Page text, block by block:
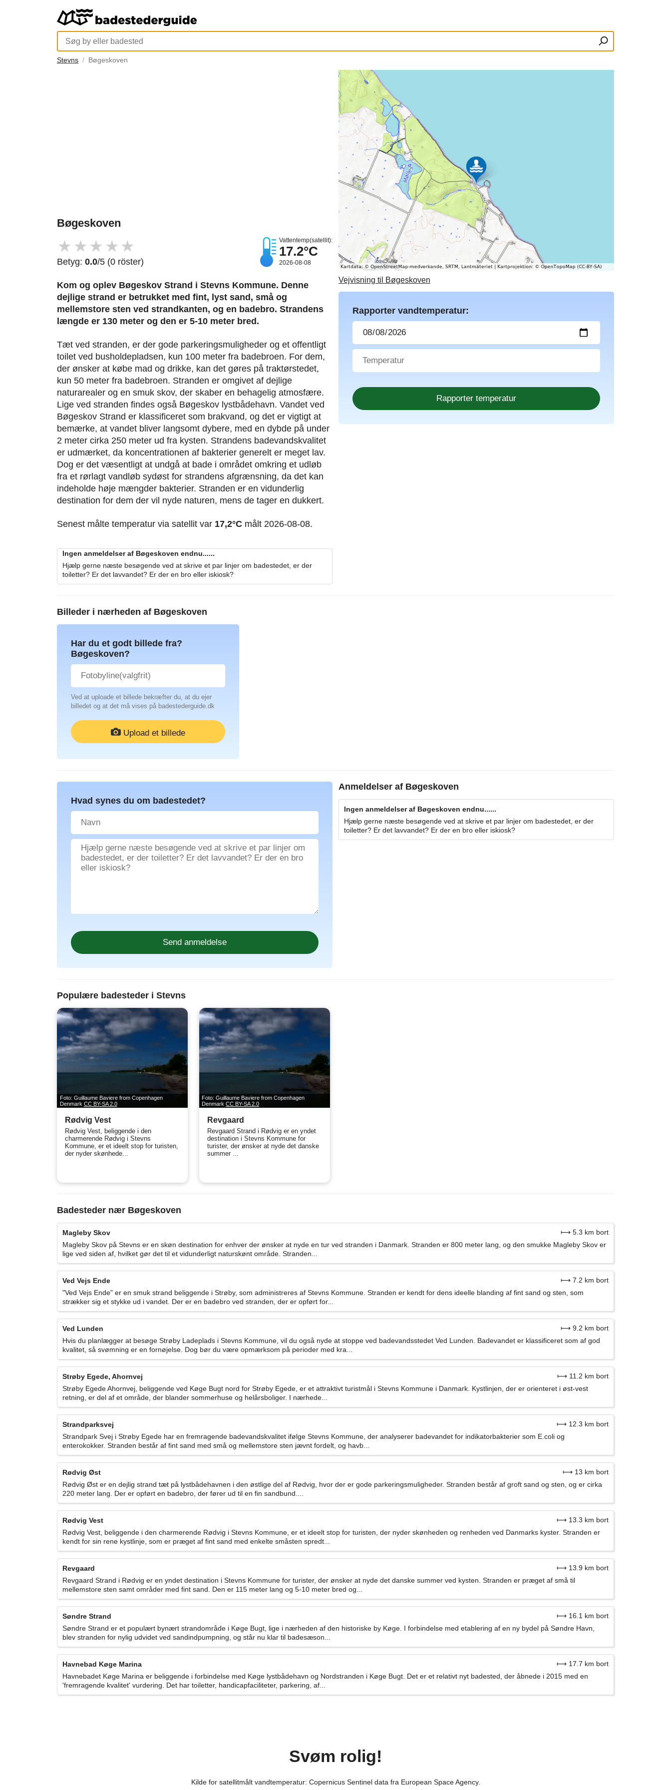
Stevns Bøgeskoven
Bøgeskoven
★ ★ ★ ★ ★
Betyg: 0.0/5 (0 röster)
Vattentemp(satellit):
17.2°C
2026-08-08
Kom og oplev Bøgeskov Strand i Stevns Kommune. Denne
dejlige strand er betrukket med fint, lyst sand, små og
mellemstore sten ved strandkanten, og en badebro. Strandens
længde er 130 meter og den er 5-10 meter bred.
Tæt ved stranden, er der gode parkeringsmuligheder og et offentligt
toilet ved busholdepladsen, kun 100 meter fra badebroen. For dem,
der ønsker at købe mad og drikke, kan det gøres på traktørstedet,
kun 50 meter fra badebroen. Stranden er omgivet af dejlige
naturarealer og en smuk skov, der skaber en behagelig atmosfære.
Lige ved stranden findes også Bøgeskov lystbådehavn. Vandet ved
Bøgeskov Strand er klassificeret som brakvand, og det er vigtigt at
bemærke, at vandet bliver langsomt dybere, med en dybde på under
2 meter cirka 250 meter ud fra kysten. Strandens badevandskvalitet
er udmærket, da koncentrationen af bakterier generelt er meget lav.
Dog er det væsentligt at undgå at bade i området omkring et udløb
fra et rørlagt vandløb sydøst for strandens afgrænsning, da det kan
indeholde høje mængder bakterier. Stranden er en vidunderlig
destination for dem der vil nyde naturen, mens de tager en dukkert.
Senest målte temperatur via satellit var 17,2°C målt 2026-08-08.
Ingen anmeldelser af Bøgeskoven endnu......
Hjælp gerne næste besøgende ved at skrive et par linjer om badestedet, er der
toiletter? Er det lavvandet? Er der en bro eller iskiosk?
Vejvisning til Bøgeskoven
Rapporter vandtemperatur:
Billeder i nærheden af Bøgeskoven
Har du et godt billede fra?
Bøgeskoven?
Ved at uploade et billede bekræfter du, at du ejer
billedet og at det må vises på badestederguide.dk
Upload et billede
Anmeldelser af Bøgeskoven
Ingen anmeldelser af Bøgeskoven endnu......
Hjælp gerne næste besøgende ved at skrive et par linjer om badestedet, er der
toiletter? Er det lavvandet? Er der en bro eller iskiosk?
Hvad synes du om badestedet?
Populære badesteder i Stevns
Foto: Guillaume Baviere from Copenhagen
Denmark CC BY-SA 2.0
Rødvig Vest
Rødvig Vest, beliggende i den
charmerende Rødvig i Stevns
Kommune, er et ideelt stop for turisten,
der nyder skønhede...
Foto: Guillaume Baviere from Copenhagen
DenmarkCC BY-SA 2.0
Revgaard
Revgaard Strand i Rødvig er en yndet
destination i Stevns Kommune for
turister, der ønsker at nyde det danske
summer ...
Badesteder nær Bøgeskoven
Magleby Skov
⟼ 5.3 km bort
Magleby Skov på Stevns er en skøn destination for enhver der ønsker at nyde en tur ved stranden i Danmark. Stranden er 800 meter lang, og den smukke Magleby Skov er
lige ved siden af, hvilket gør det til et vidunderligt naturskønt område. Stranden...
Ved Vejs Ende
⟼ 7.2 km bort
"Ved Vejs Ende" er en smuk strand beliggende i Strøby, som administreres af Stevns Kommune. Stranden er kendt for dens ideelle blanding af fint sand og sten, som
strækker sig et stykke ud i vandet. Der er en badebro ved stranden, der er opført for...
Ved Lunden
⟼ 9.2 km bort
Hvis du planlægger at besøge Strøby Ladeplads i Stevns Kommune, vil du også nyde at stoppe ved badevandsstedet Ved Lunden. Badevandet er klassificeret som af god
kvalitet, så svømning er en fornøjelse. Dog bør du være opmærksom på perioder med kra...
Strøby Egede, Ahornvej
⟼ 11.2 km bort
Strøby Egede Ahornvej, beliggende ved Køge Bugt nord for Strøby Egede, er et attraktivt turistmål i Stevns Kommune i Danmark. Kystlinjen, der er orienteret i øst-vest
retning, er del af et område, der blander sommerhuse og helårsboliger. I nærhede...
Strandparksvej
⟼ 12.3 km bort
Strandpark Svej i Strøby Egede har en fremragende badevandskvalitet ifølge Stevns Kommune, der analyserer badevandet for indikatorbakterier som E.coli og
enterokokker. Stranden består af fint sand med små og mellemstore sten jævnt fordelt, og havb...
Rødvig Øst
⟼ 13 km bort
Rødvig Øst er en dejlig strand tæt på lystbådehavnen i den østlige del af Rødvig, hvor der er gode parkeringsmuligheder. Stranden består af groft sand og sten, og er cirka
220 meter lang. Der er opført en badebro, der fører ud til en fin sandbund....
Rødvig Vest
⟼ 13.3 km bort
Rødvig Vest, beliggende i den charmerende Rødvig i Stevns Kommune, er et ideelt stop for turisten, der nyder skønheden og renheden ved Danmarks kyster. Stranden er
kendt for sin rene kystlinje, som er præget af fint sand med enkelte småsten spredt...
Revgaard
⟼ 13.9 km bort
Revgaard Strand i Rødvig er en yndet destination i Stevns Kommune for turister, der ønsker at nyde det danske summer ved kysten. Stranden er præget af små til
mellemstore sten samt områder med fint sand. Den er 115 meter lang og 5-10 meter bred og...
Søndre Strand
⟼ 16.1 km bort
Søndre Strand er et populært bynært strandområde i Køge Bugt, lige i nærheden af den historiske by Køge. I forbindelse med etablering af en ny bydel på Søndre Havn,
blev stranden for nylig udvidet ved sandindpumpning, og står nu klar til badesæson...
Havnebad Køge Marina
⟼ 17.7 km bort
Havnebadet Køge Marina er beliggende i forbindelse med Køge lystbådehavn og Nordstranden i Køge Bugt. Det er et relativt nyt badested, der åbnede i 2015 med en
'fremragende kvalitet' vurdering. Det har toiletter, handicapfaciliteter, parkering, af...
Svøm rolig!
Kilde for satellitmålt vandtemperatur: Copernicus Sentinel data fra European Space Agency.